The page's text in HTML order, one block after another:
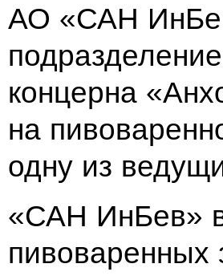
АО «САН
концерна
на
одну из
«САН ИнБев»
пивоваренных